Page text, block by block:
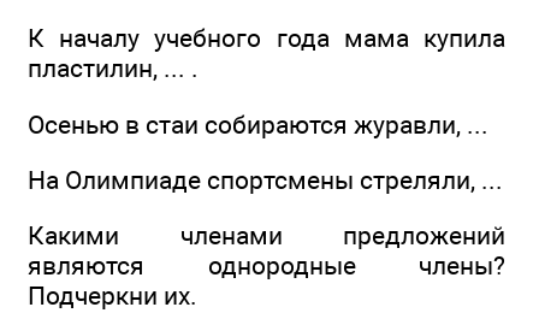
К началу учебного года мама купила
пластилин, ... .
Осенью в стаи собираются журавли, ...
На Олимпиаде спортсмены стреляли, ...
Какими членами предложений
являются однородные члены?
Подчеркни их.